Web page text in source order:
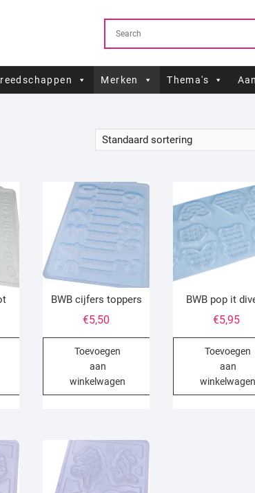
Merken Thema's
BWB cijfers toppers
€5,50
Toevoegen
aan
winkelwagen
BWB pop it
€5,95
Toevoegen
aan